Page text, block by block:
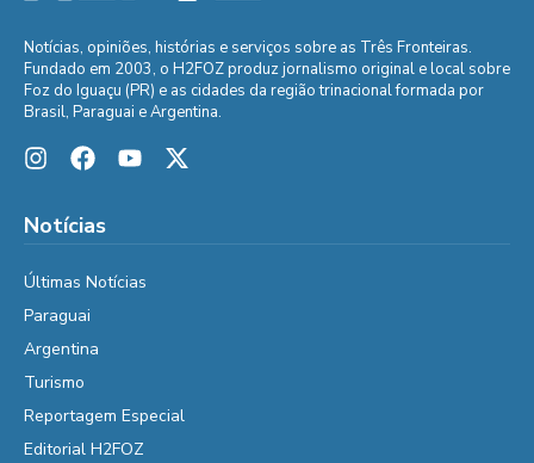
Notícias, opiniões, histórias e serviços sobre as Três Fronteiras.
Fundado em 2003, o H2FOZ produz jornalismo original e local sobre
Foz do Iguaçu (PR) e as cidades da região trinacional formada por
Brasil, Paraguai e Argentina.
Notícias
Últimas Notícias
Paraguai
Argentina
Turismo
Reportagem Especial
Editorial H2FOZ